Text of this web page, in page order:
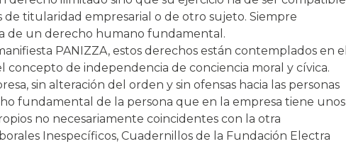
de titularidad empresarial o de otro sujeto. Siempre
de un derecho humano fundamental.
PANIZZA, estos derechos están contemplados en el
concepto de independencia de conciencia moral y cívica.
sin alteración del orden y sin ofensas hacia las personas
fundamental de la persona que en la empresa tiene unos
no necesariamente coincidentes con la otra
Inespecíficos, Cuadernillos de la Fundación Electra